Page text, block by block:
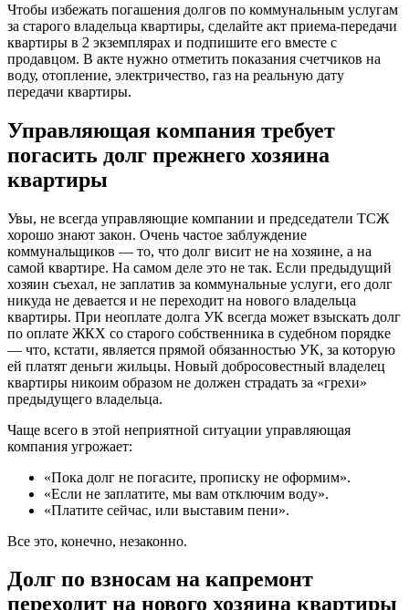
Чтобы избежать погашения долгов по коммунальным услугам
за старого владельца квартиры, сделайте акт приема-передачи
квартиры в 2 экземплярах и подпишите его вместе с
продавцом. В акте нужно отметить показания счетчиков на
воду, отопление, электричество, газ на реальную дату
передачи квартиры.
Управляющая компания требует
погасить долг прежнего хозяина
квартиры
Увы, не всегда управляющие компании и председатели ТСЖ
хорошо знают закон. Очень частое заблуждение
коммунальщиков — то, что долг висит не на хозяине, а на
самой квартире. На самом деле это не так. Если предыдущий
хозяин съехал, не заплатив за коммунальные услуги, его долг
никуда не девается и не переходит на нового владельца
квартиры. При неоплате долга УК всегда может взыскать долг
по оплате ЖКХ со старого собственника в судебном порядке
— что, кстати, является прямой обязанностью УК, за которую
ей платят деньги жильцы. Новый добросовестный владелец
квартиры никоим образом не должен страдать за «грехи»
предыдущего владельца.
Чаще всего в этой неприятной ситуации управляющая
компания угрожает:
«Пока долг не погасите, прописку не оформим».
«Если не заплатите, мы вам отключим воду».
«Платите сейчас, или выставим пени».
Все это, конечно, незаконно.
Долг по взносам на капремонт
переходит на нового хозяина квартиры